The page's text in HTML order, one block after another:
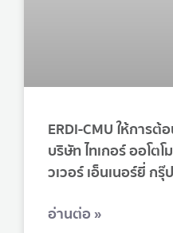
ERDI-CMU ให้การ
บริษัท ไทเกอร์ ออโต
วเวอร์ เอ็นเนอร์ยี่ ก
อ่านต่อ »